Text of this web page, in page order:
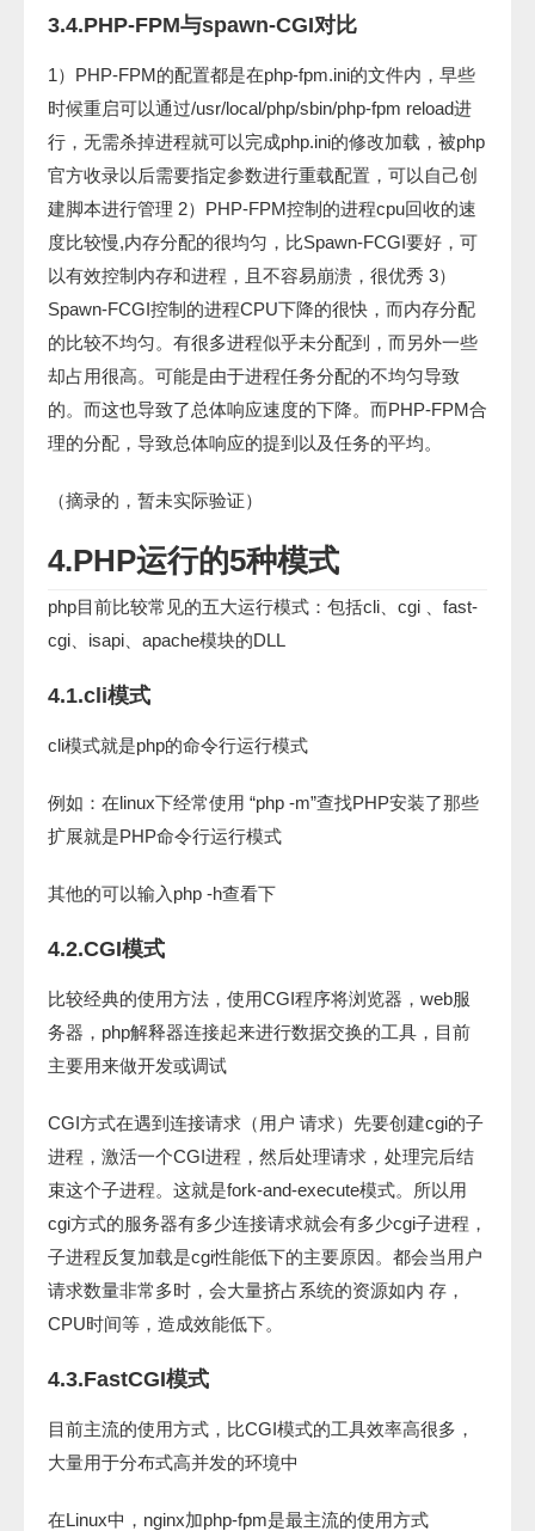
3.4.PHP-FPM与spawn-CGI对比
1）PHP-FPM的配置都是在php-fpm.ini的文件内，早些
时候重启可以通过/usr/local/php/sbin/php-fpm reload进
行，无需杀掉进程就可以完成php.ini的修改加载，被php
官方收录以后需要指定参数进行重载配置，可以自己创
建脚本进行管理 2）PHP-FPM控制的进程cpu回收的速
度比较慢,内存分配的很均匀，比Spawn-FCGI要好，可
以有效控制内存和进程，且不容易崩溃，很优秀 3）
Spawn-FCGI控制的进程CPU下降的很快，而内存分配
的比较不均匀。有很多进程似乎未分配到，而另外一些
却占用很高。可能是由于进程任务分配的不均匀导致
的。而这也导致了总体响应速度的下降。而PHP-FPM合
理的分配，导致总体响应的提到以及任务的平均。
（摘录的，暂未实际验证）
4.PHP运行的5种模式
php目前比较常见的五大运行模式：包括cli、cgi 、fast-
cgi、isapi、apache模块的DLL
4.1.cli模式
cli模式就是php的命令行运行模式
例如：在linux下经常使用 “php -m”查找PHP安装了那些
扩展就是PHP命令行运行模式
其他的可以输入php -h查看下
4.2.CGI模式
比较经典的使用方法，使用CGI程序将浏览器，web服
务器，php解释器连接起来进行数据交换的工具，目前
主要用来做开发或调试
CGI方式在遇到连接请求（用户 请求）先要创建cgi的子
进程，激活一个CGI进程，然后处理请求，处理完后结
束这个子进程。这就是fork-and-execute模式。所以用
cgi方式的服务器有多少连接请求就会有多少cgi子进程，
子进程反复加载是cgi性能低下的主要原因。都会当用户
请求数量非常多时，会大量挤占系统的资源如内 存，
CPU时间等，造成效能低下。
4.3.FastCGI模式
目前主流的使用方式，比CGI模式的工具效率高很多，
大量用于分布式高并发的环境中
在Linux中，nginx加php-fpm是最主流的使用方式